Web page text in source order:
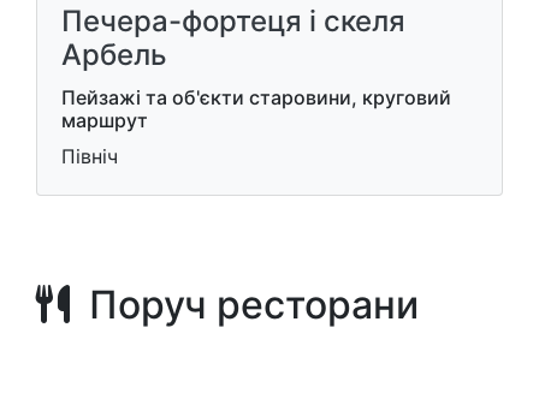
Печера-фортеця і скеля
Арбель
Пейзажі та об'єкти старовини, круговий
маршрут
Північ
Поруч ресторани